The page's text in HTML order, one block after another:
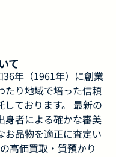
て
年（1961年）に創業
たり地域で培った信頼
ております。 最新の
身者による確かな審美
お品物を適正に査定い
高価買取・質預かり